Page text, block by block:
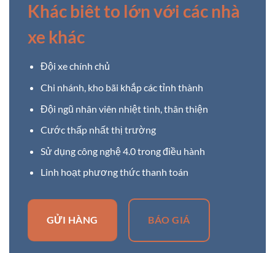
Khác biêt to lớn với các nhà
xe khác
Đội xe chính chủ
Chi nhánh, kho bãi khắp các tỉnh thành
Đội ngũ nhân viên nhiệt tình, thân thiện
Cước thấp nhất thị trường
Sử dụng công nghệ 4.0 trong điều hành
Linh hoạt phương thức thanh toán
GỬI HÀNG BÁO GIÁ